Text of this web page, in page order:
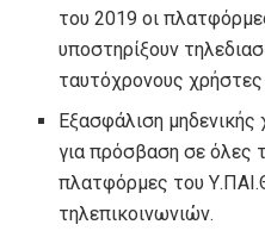
του 2019 οι
υποστηρίξουν
ταυτόχρονους
Εξασφάλιση
για πρόσβαση σε όλες
πλατφόρμες του
τηλεπικοινωνιών.